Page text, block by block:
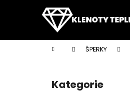
Domů ŠPERKY
Přeskočit
kategorie
Kategorie
í
Zpět
do
Zpět
do